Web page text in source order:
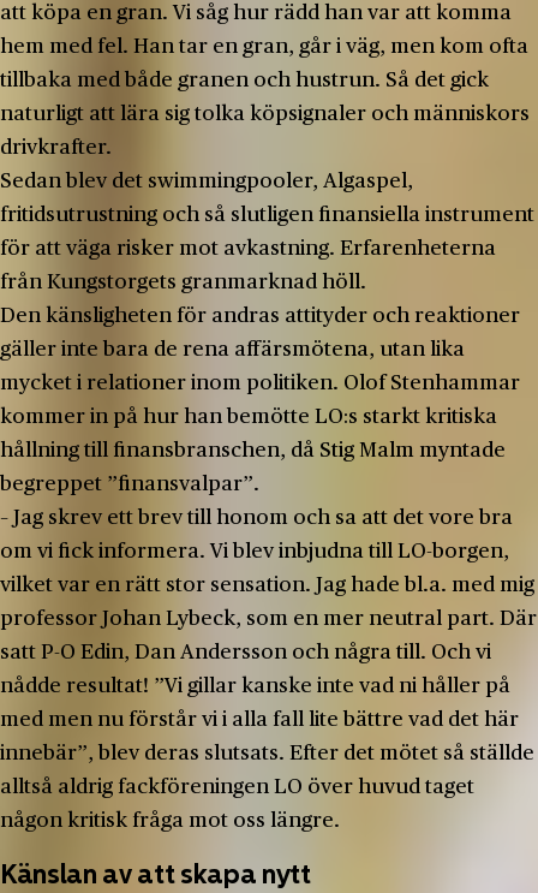
att köpa en gran. Vi såg hur rädd han var att komma
hem med fel. Han tar en gran, går i väg, men kom ofta
tillbaka med både granen och hustrun. Så det gick
naturligt att lära sig tolka köpsignaler och människors
drivkrafter.
Sedan blev det swimmingpooler, Algaspel,
fritidsutrustning och så slutligen finansiella instrument
för att väga risker mot avkastning. Erfarenheterna
från Kungstorgets granmarknad höll.
Den känsligheten för andras attityder och reaktioner
gäller inte bara de rena affärsmötena, utan lika
mycket i relationer inom politiken. Olof Stenhammar
kommer in på hur han bemötte LO:s starkt kritiska
hållning till finansbranschen, då Stig Malm myntade
begreppet ”finansvalpar”.
– Jag skrev ett brev till honom och sa att det vore bra
om vi fick informera. Vi blev inbjudna till LO-borgen,
vilket var en rätt stor sensation. Jag hade bl.a. med mig
professor Johan Lybeck, som en mer neutral part. Där
satt P-O Edin, Dan Andersson och några till. Och vi
nådde resultat! ”Vi gillar kanske inte vad ni håller på
med men nu förstår vi i alla fall lite bättre vad det här
innebär”, blev deras slutsats. Efter det mötet så ställde
alltså aldrig fackföreningen LO över huvud taget
någon kritisk fråga mot oss längre.
Känslan av att skapa nytt